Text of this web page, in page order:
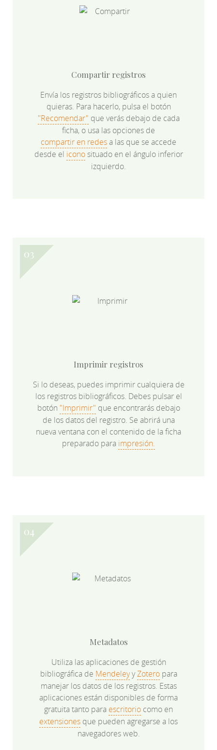
Compartir registros
Envía los registros bibliográficos a quien
quieras. Para hacerlo, pulsa el botón
"Recomendar" que verás debajo de cada
ficha, o usa las opciones de
compartir en redesa las que se accede
desde el iconosituado en el ángulo inferior
izquierdo.
Imprimir registros
Si lo deseas, puedes imprimir cualquiera de
los registros bibliográficos. Debes pulsar el
botón "Imprimir" que encontrarás debajo
de los datos del registro. Se abrirá una
nueva ventana con el contenido de la ficha
preparado para impresión.
Metadatos
Utiliza las aplicaciones de gestión
bibliográfica de MendeleyyZoteropara
manejar los datos de los registros. Estas
aplicaciones están disponibles de forma
gratuita tanto para escritorio como en
extensiones que pueden agregarse a los
navegadores web.